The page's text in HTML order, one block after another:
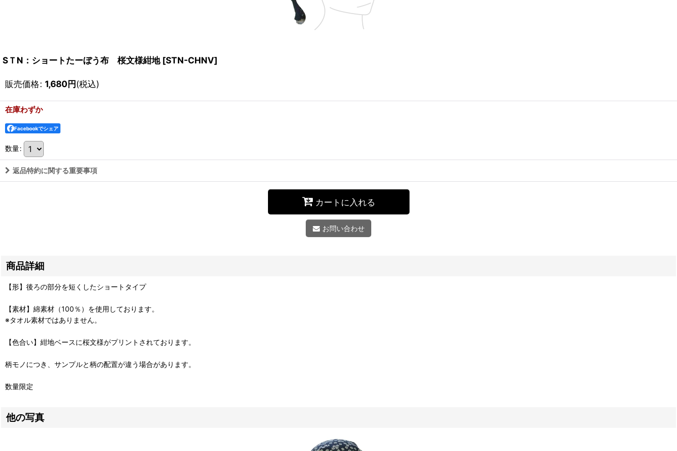
SＴN：ショートたーぼう布 桜文様紺地 [STN-CHNV]
販売価格: 1,680円(税込)
在庫わずか
Facebookでシェア
数量:
返品特約に関する重要事項
カートに入れる
お問い合わせ
商品詳細
【形】後ろの部分を短くしたショートタイプ
【素材】綿素材（100％）を使用しております。
※タオル素材ではありません。
【色合い】紺地ベースに桜文様がプリントされております。
柄モノにつき、サンプルと柄の配置が違う場合があります。
数量限定
他の写真